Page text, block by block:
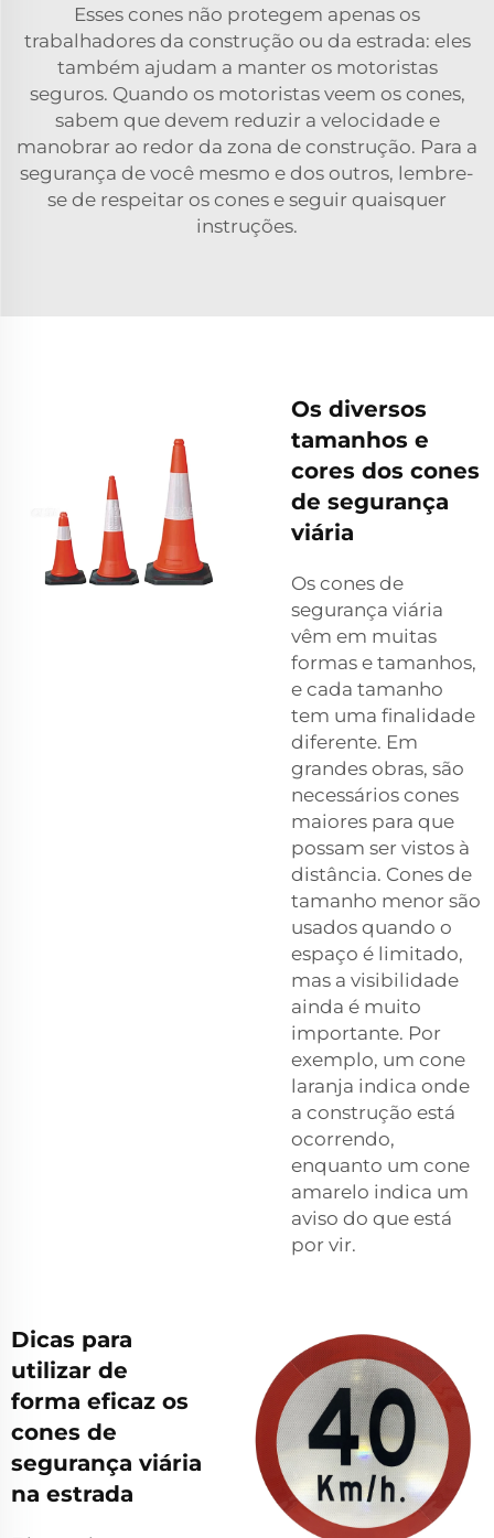
Esses cones não protegem apenas os
trabalhadores da construção ou da estrada: eles
também ajudam a manter os motoristas
seguros. Quando os motoristas veem os cones,
sabem que devem reduzir a velocidade e
manobrar ao redor da zona de construção. Para a
segurança de você mesmo e dos outros, lembre-
se de respeitar os cones e seguir quaisquer
instruções.
Os diversos
tamanhos e
cores dos cones
de segurança
viária
Os cones de
segurança viária
vêm em muitas
formas e tamanhos,
e cada tamanho
tem uma finalidade
diferente. Em
grandes obras, são
necessários cones
maiores para que
possam ser vistos à
distância. Cones de
tamanho menor são
usados quando o
espaço é limitado,
mas a visibilidade
ainda é muito
importante. Por
exemplo, um cone
laranja indica onde
a construção está
ocorrendo,
enquanto um cone
amarelo indica um
aviso do que está
por vir.
Dicas para
utilizar de
forma eficaz os
cones de
segurança viária
na estrada